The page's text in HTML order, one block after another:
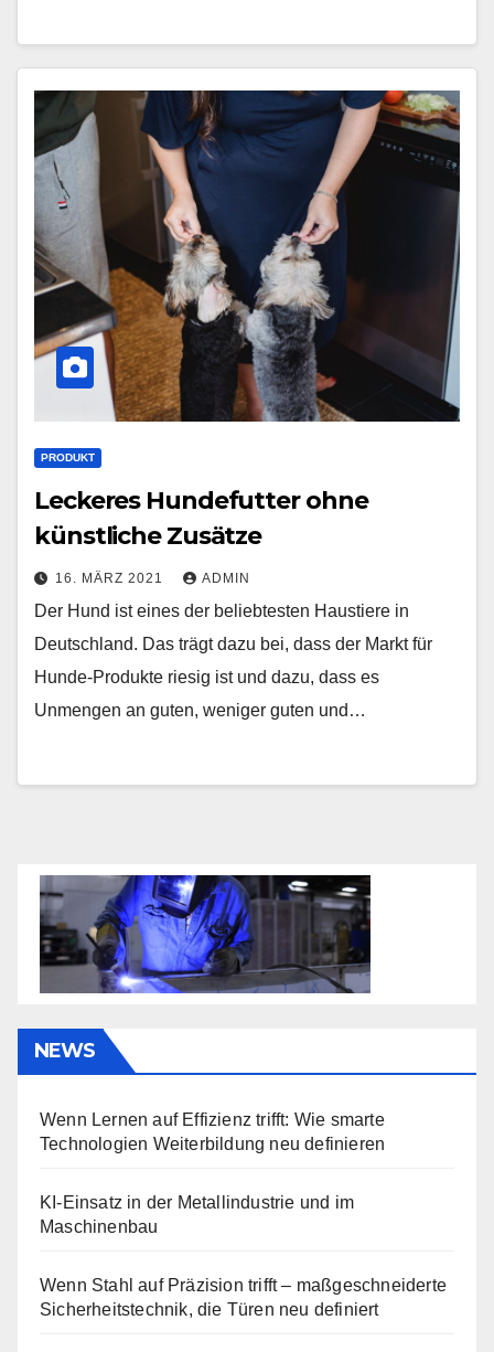
PRODUKT
Leckeres Hundefutter ohne
künstliche Zusätze
16. MÄRZ 2021 ADMIN
Der Hund ist eines der beliebtesten Haustiere in
Deutschland. Das trägt dazu bei, dass der Markt für
Hunde-Produkte riesig ist und dazu, dass es
Unmengen an guten, weniger guten und…
NEWS
Wenn Lernen auf Effizienz trifft: Wie smarte
Technologien Weiterbildung neu definieren
KI-Einsatz in der Metallindustrie und im
Maschinenbau
Wenn Stahl auf Präzision trifft – maßgeschneiderte
Sicherheitstechnik, die Türen neu definiert